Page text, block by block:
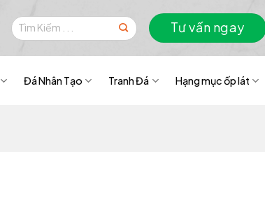
Tìm
kiếm:
Tư vấn ngay
Đá Nhân Tạo Tranh Đá Hạng mục ốp lát